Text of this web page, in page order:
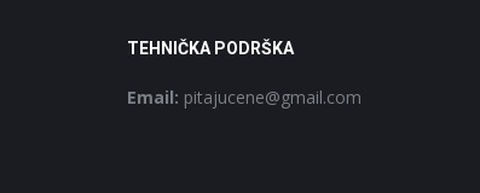
TEHNIČKA PODRŠKA
Email: pitajucene@gmail.com